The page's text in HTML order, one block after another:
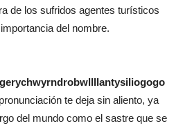
de los sufridos agentes turísticos
del nombre.
te deja sin aliento, ya
del mundo como el sastre que se